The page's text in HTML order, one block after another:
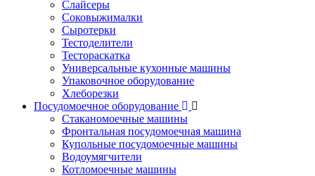
Слайсеры
Соковыжималки
Сыротерки
Тестоделители
Тестораскатка
Универсальные кухонные машины
Упаковочное оборудование
Хлеборезки
Посудомоечное оборудование
Стаканомоечные машины
Фронтальная посудомоечная машина
Купольные посудомоечные машины
Водоумягчители
Котломоечные машины